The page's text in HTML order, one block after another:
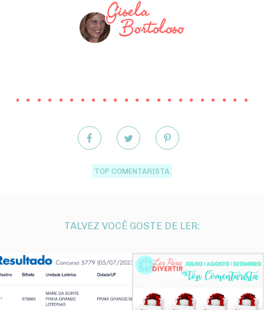
TOP COMENTARISTA
TALVEZ VOCÊ GOSTE DE LER: